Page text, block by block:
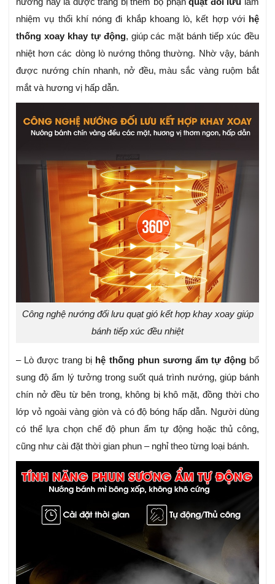
nhiệm vụ thổi khí nóng đi khắp khoang lò, kết hợp với hệ
thống xoay khay tự động, giúp các mặt bánh tiếp xúc đều
nhiệt hơn các dòng lò nướng thông thường. Nhờ vậy, bánh
được nướng chín nhanh, nở đều, màu sắc vàng ruộm bắt
mắt và hương vị hấp dẫn.
Công nghệ nướng đối lưu quạt gió kết hợp khay xoay giúp
bánh tiếp xúc đều nhiệt
– Lò được trang bị hệ thống phun sương ẩm tự độngbổ
sung độ ẩm lý tưởng trong suốt quá trình nướng, giúp bánh
chín nở đều từ bên trong, không bị khô mặt, đồng thời cho
lớp vỏ ngoài vàng giòn và có độ bóng hấp dẫn. Người dùng
có thể lựa chọn chế độ phun ẩm tự động hoặc thủ công,
cũng như cài đặt thời gian phun – nghỉ theo từng loại bánh.